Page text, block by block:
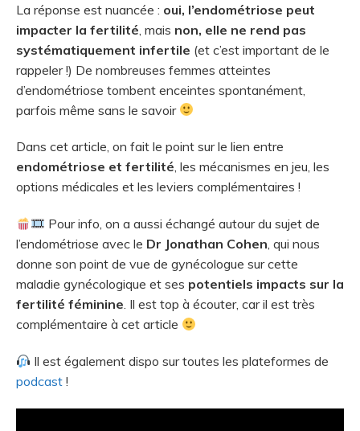
La réponse est nuancée : oui, l’endométriose peut
impacter la fertilité , mais non, elle ne rend pas
systématiquement infertile (et c’est important de le
rappeler !) De nombreuses femmes atteintes
d’endométriose tombent enceintes spontanément,
parfois même sans le savoir
Dans cet article, on fait le point sur le lien entre
endométriose et fertilité, les mécanismes en jeu, les
options médicales et les leviers complémentaires !
Pour info, on a aussi échangé autour du sujet de
l’endométriose avec le Dr Jonathan Cohen, qui nous
donne son point de vue de gynécologue sur cette
maladie gynécologique et ses potentiels impacts sur la
fertilité féminine. Il est top à écouter, car il est très
complémentaire à cet article
Il est également dispo sur toutes les plateformes de
podcast !